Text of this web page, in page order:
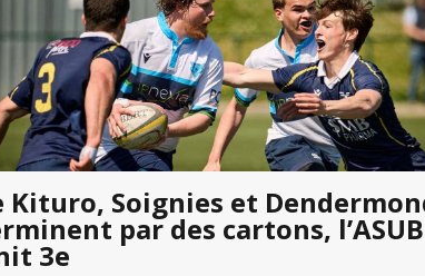
Kituro, Soignies et
par des cartons, l’ASUB
3e